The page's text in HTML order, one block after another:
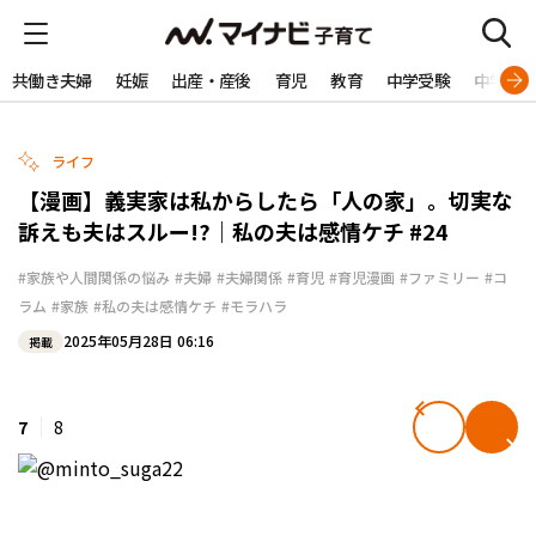
共働き夫婦 妊娠 出産・産後 育児 教育 中学受験 中学生
ライフ
【漫画】義実家は私からしたら「人の家」。切実な
訴えも夫はスルー!?｜私の夫は感情ケチ #24
#家族や人間関係の悩み #夫婦 #夫婦関係 #育児 #育児漫画 #ファミリー #コ
ラム #家族 #私の夫は感情ケチ #モラハラ
掲載 2025年05月28日 06:16
7 8